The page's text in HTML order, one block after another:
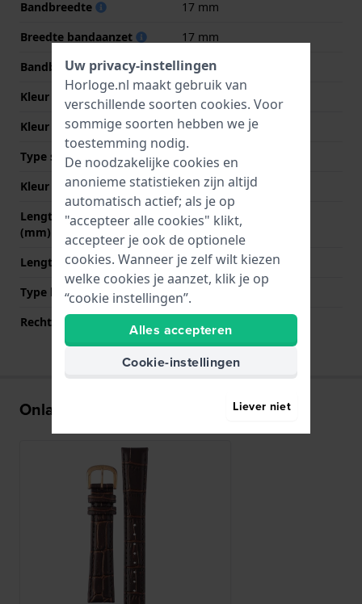
Bandbreedte
17 mm
Breedte bandaanzet
17 mm
Bandbreedte bij sluiting
14 mm
Kleur Band
Kleur stiksel
Bruin
Type sluiting
Gesp
Kleur sluiting
Roségoud
Lengte band op 12 uur
(mm)
75 mm
Lengte band op 6 uur (mm) 115 mm
Type bevestiging
Bandpennen
Rechte bandaanzet
Onlangs bekeken
Uw privacy-instellingen
Horloge.nl maakt gebruik van
verschillende soorten cookies. Voor
sommige soorten hebben we je
toestemming nodig.
De noodzakelijke cookies en
anonieme statistieken zijn altijd
automatisch actief; als je op
"accepteer alle cookies" klikt,
accepteer je ook de optionele
cookies. Wanneer je zelf wilt kiezen
welke cookies je aanzet, klik je op
“cookie instellingen”.
Alles accepteren
Cookie-instellingen
Liever niet